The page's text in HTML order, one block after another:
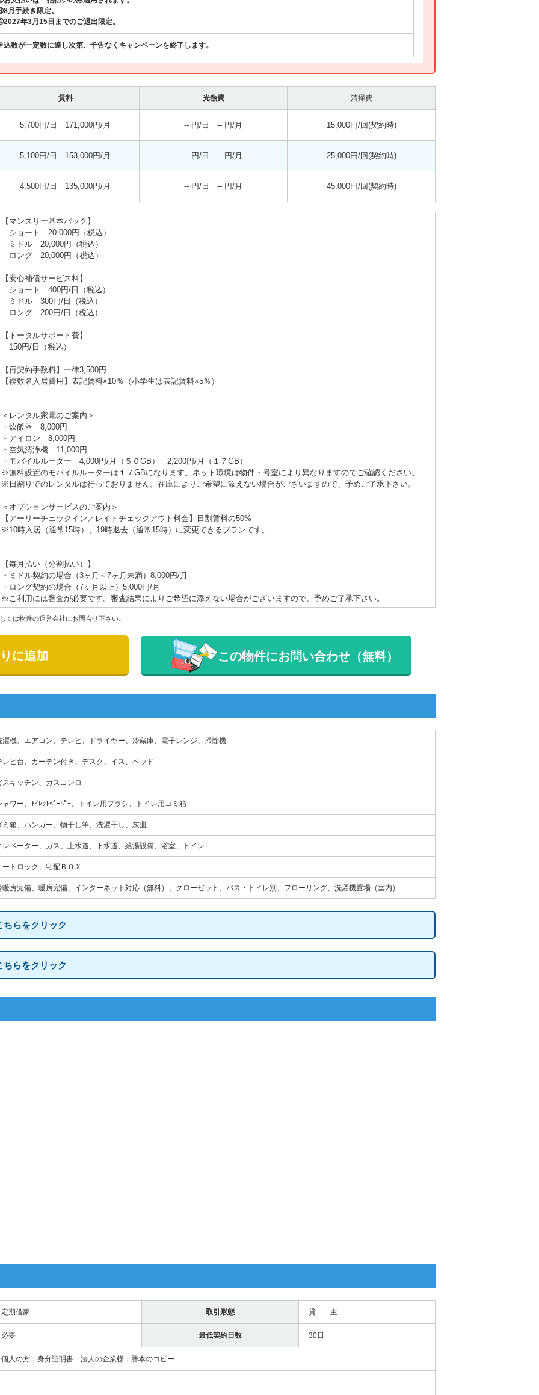
月手続き限定。
年3月15日までのご退出限定。
込数が一定数に達し次第、予告なくキャンペーンを終了します。
賃料 光熱費 清掃費
5,700円/日 171,000円/月 -- 円/日 -- 円/月 15,000円/回(契約時)
5,100円/日 153,000円/月 -- 円/日 -- 円/月 25,000円/回(契約時)
4,500円/日 135,000円/月 -- 円/日 -- 円/月 45,000円/回(契約時)
【マンスリー基本パック】
ショート 20,000円（税込）
ミドル 20,000円（税込）
ロング 20,000円（税込）
【安心補償サービス料】
ショート 400円/日（税込）
ミドル 300円/日（税込）
ロング 200円/日（税込）
【トータルサポート費】
150円/日（税込）
【再契約手数料】一律3,500円
【複数名入居費用】表記賃料×10％（小学生は表記賃料×5％）
＜レンタル家電のご案内＞
・炊飯器 8,000円
・アイロン 8,000円
・空気清浄機 11,000円
・モバイルルーター 4,000円/月（５０GB） 2,200円/月（１７GB）
※無料設置のモバイルルーターは１７GBになります。ネット環境は物件・号室により異なりますのでご確認ください。
※日割りでのレンタルは行っておりません。在庫によりご希望に添えない場合がございますので、予めご了承下さい。
＜オプションサービスのご案内＞
【アーリーチェックイン／レイトチェックアウト料金】日割賃料の50%
※10時入居（通常15時）、19時退去（通常15時）に変更できるプランです。
【毎月払い（分割払い）】
・ミドル契約の場合（3ヶ月～7ヶ月未満）8,000円/月
・ロング契約の場合（7ヶ月以上）5,000円/月
※ご利用には審査が必要です。審査結果によりご希望に添えない場合がございますので、予めご了承下さい。
くは物件の運営会社にお問合せ下さい。
に追加 この物件にお問い合わせ（無料）
濯機、エアコン、テレビ、ドライヤー、冷蔵庫、電子レンジ、掃除機
レビ台、カーテン付き、デスク、イス、ベッド
スキッチン、ガスコンロ
ャワー、ﾄｲﾚｯﾄﾍﾟｰﾊﾟｰ、トイレ用ブラシ、トイレ用ゴミ箱
ミ箱、ハンガー、物干し竿、洗濯干し、灰皿
レベーター、ガス、上水道、下水道、給湯設備、浴室、トイレ
ートロック、宅配ＢＯＸ
暖房完備、暖房完備、インターネット対応（無料）、クローゼット、バス・トイレ別、フローリング、洗濯機置場（室内）
らをクリック
らをクリック
定期借家 取引形態 貸 主
必要 最低契約日数 30日
個人の方：身分証明書 法人の企業様：謄本のコピー